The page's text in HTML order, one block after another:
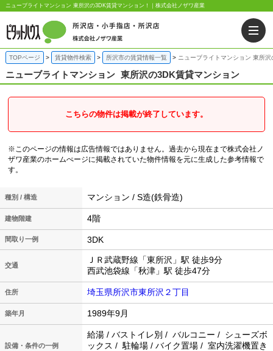
ニューブライトマンション 東所沢の3DK賃貸マンション！｜株式会社ノザワ産業
TOPページ 賃貸物件検索 所沢市の賃貸情報一覧 ニューブライトマンション 東所
ニューブライトマンション 東所沢の3DK賃貸マンション
こちらの物件は掲載が終了しています。
※このページの情報は広告情報ではありません。過去から現在まで株式会社ノ
ザワ産業のホームぺージに掲載されていた物件情報を元に生成した参考情報で
す。
種別 / 構造 マンション / S造(鉄骨造)
建物階建 4階
間取り一例 3DK
交通
ＪＲ武蔵野線「東所沢」駅 徒歩9分
西武池袋線「秋津」駅 徒歩47分
住所 埼玉県所沢市東所沢２丁目
築年月 1989年9月
設備・条件の一例
給湯 / バストイレ別 / バルコニー / シューズボ
ックス / 駐輪場 / バイク置場 / 室内洗濯機置き